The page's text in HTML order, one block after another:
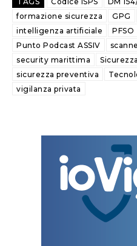
formazione sicurezza
GPG
intelligenza artificiale
PFSO
Punto Podcast ASSIV
security marittima
sicurezza preventiva
vigilanza privata